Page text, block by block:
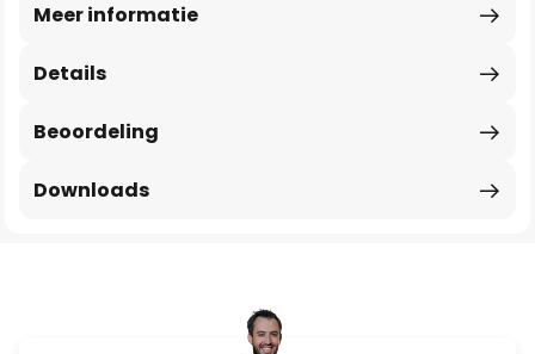
Details
Meer informatie
Beoordeling
Downloads